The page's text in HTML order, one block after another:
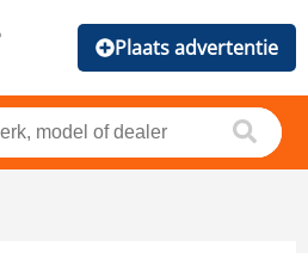
Plaats advertentie